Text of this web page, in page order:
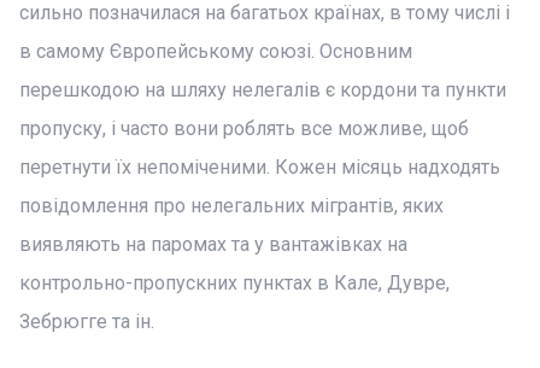
сильно позначилася на багатьох країнах, в тому числі і
в самому Європейському союзі. Основним
перешкодою на шляху нелегалів є кордони та пункти
пропуску, і часто вони роблять все можливе, щоб
перетнути їх непоміченими. Кожен місяць надходять
повідомлення про нелегальних мігрантів, яких
виявляють на паромах та у вантажівках на
контрольно-пропускних пунктах в Кале, Дувре,
Зебрюгге та ін.